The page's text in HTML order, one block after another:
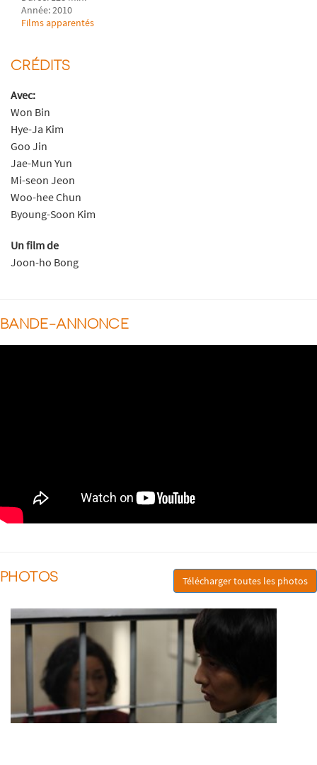
Année: 2010
Films apparentés
CRÉDITS
Avec:
Won Bin
Hye-Ja Kim
Goo Jin
Jae-Mun Yun
Mi-seon Jeon
Woo-hee Chun
Byoung-Soon Kim
Un film de
Joon-ho Bong
BANDE-ANNONCE
PHOTOS Télécharger toutes les photos